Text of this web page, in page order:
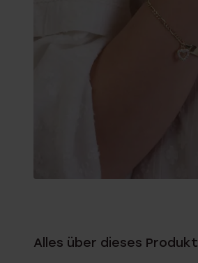
Alles über dieses Produkt